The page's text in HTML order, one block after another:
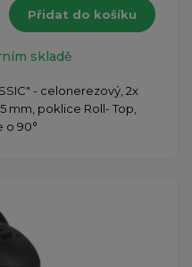
Přidat do košíku
skladě
- celonerezový, 2x
mm, poklice Roll- Top,
o 90°